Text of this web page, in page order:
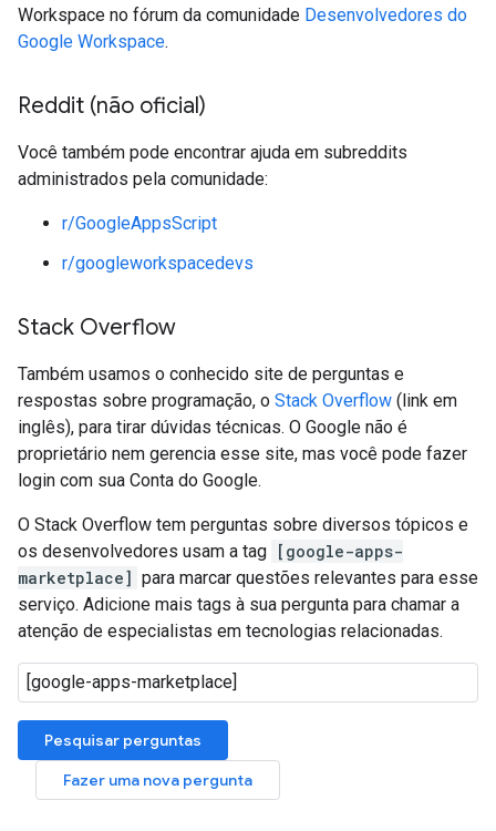
Workspace no fórum da comunidade Desenvolvedores do
Google Workspace.
Reddit (não oficial)
Você também pode encontrar ajuda em subreddits
administrados pela comunidade:
r/GoogleAppsScript
r/googleworkspacedevs
Stack Overflow
Também usamos o conhecido site de perguntas e
respostas sobre programação, o Stack Overflow (link em
inglês), para tirar dúvidas técnicas. O Google não é
proprietário nem gerencia esse site, mas você pode fazer
login com sua Conta do Google.
O Stack Overflow tem perguntas sobre diversos tópicos e
os desenvolvedores usam a tag [google-apps-
marketplace] para marcar questões relevantes para esse
serviço. Adicione mais tags à sua pergunta para chamar a
atenção de especialistas em tecnologias relacionadas.
Pesquisar perguntas
Fazer uma nova pergunta